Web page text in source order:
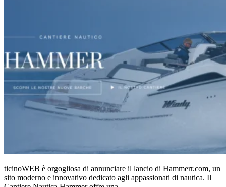
ticinoWEB è orgogliosa di annunciare il lancio di Hammerr.com, un
sito moderno e innovativo dedicato agli appassionati di nautica. Il